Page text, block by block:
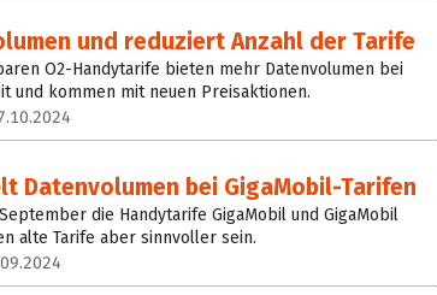
und reduziert Anzahl der Tarife
O2-Handytarife bieten mehr Datenvolumen bei
und kommen mit neuen Preisaktionen.
Datenvolumen bei GigaMobil-Tarifen
die Handytarife GigaMobil und GigaMobil
alte Tarife aber sinnvoller sein.